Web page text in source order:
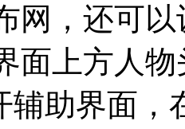
网，还可
面上方人
辅助界面，